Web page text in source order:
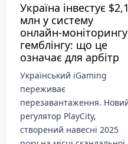
Чат-боти замість
застосунків: сервіс
ChatBet запускає
авто-ставки просто у
WhatsApp
Розробники AdTech-рішень
знайшли робочий спосіб
обійти головний біль
арбітражників у
мобільному беттінгу —